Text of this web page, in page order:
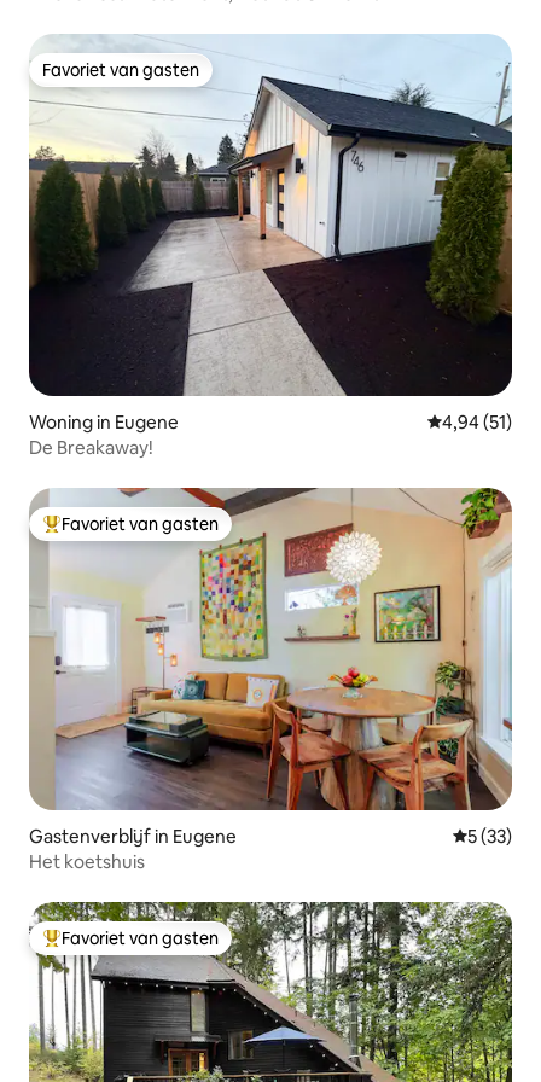
Favoriet van gasten
Favoriet van gasten
Woning in Eugene Gemiddelde
4,94 (51)
De Breakaway!
Topfavoriet van gasten
Favoriet van gasten
Gastenverblijf in Eugene
5 (33)
Het koetshuis
Topfavoriet van gasten
Favoriet van gasten